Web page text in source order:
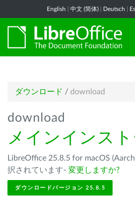
English 中文 (简体) Deutsch
ダウンロード / download
download
メインインス
LibreOffice 25.8.5 for macOS
択されています- 変更しますか?
ダウンロードバージョン 25.8.5